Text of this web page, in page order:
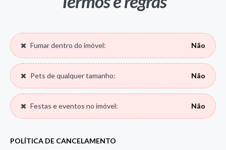
Fumar dentro do imóvel: Não
Pets de qualquer tamanho: Não
Festas e eventos no imóvel: Não
POLÍTICA DE CANCELAMENTO